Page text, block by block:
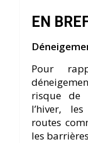
EN
Pour
risque de
l’hiver,
routes
les